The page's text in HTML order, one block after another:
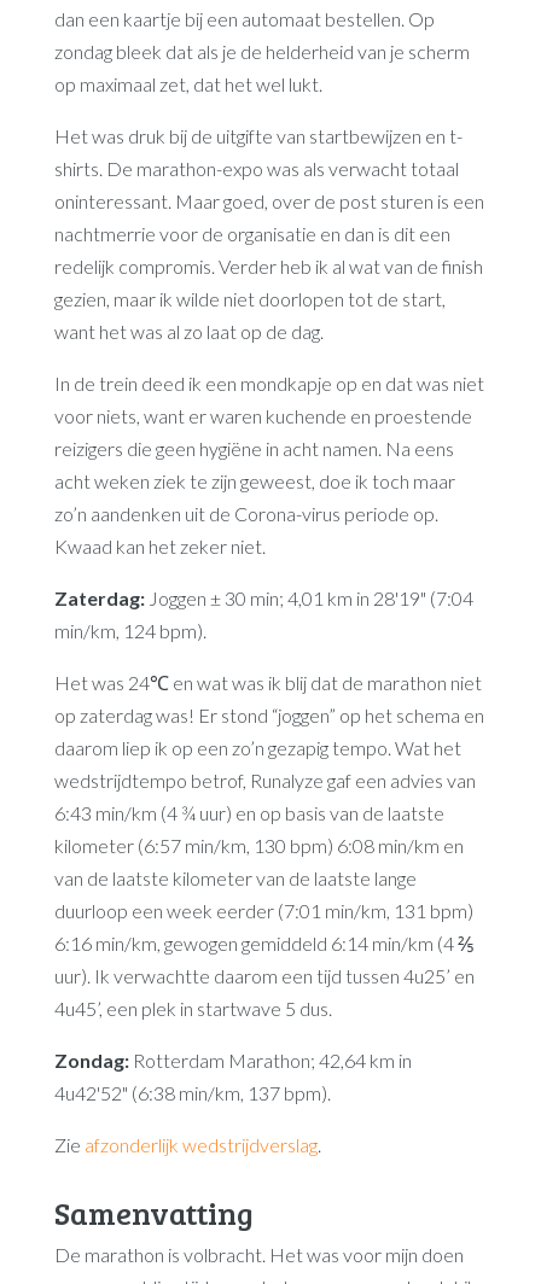
dan een kaartje bij een automaat bestellen. Op
zondag bleek dat als je de helderheid van je scherm
op maximaal zet, dat het wel lukt.
Het was druk bij de uitgifte van startbewijzen en t-
shirts. De marathon-expo was als verwacht totaal
oninteressant. Maar goed, over de post sturen is een
nachtmerrie voor de organisatie en dan is dit een
redelijk compromis. Verder heb ik al wat van de finish
gezien, maar ik wilde niet doorlopen tot de start,
want het was al zo laat op de dag.
In de trein deed ik een mondkapje op en dat was niet
voor niets, want er waren kuchende en proestende
reizigers die geen hygiëne in acht namen. Na eens
acht weken ziek te zijn geweest, doe ik toch maar
zo’n aandenken uit de Corona-virus periode op.
Kwaad kan het zeker niet.
Zaterdag:Joggen ± 30 min; 4,01 km in 28'19" (7:04
min/km, 124 bpm).
Het was 24℃ en wat was ik blij dat de marathon niet
op zaterdag was! Er stond “joggen” op het schema en
daarom liep ik op een zo’n gezapig tempo. Wat het
wedstrijdtempo betrof, Runalyze gaf een advies van
6:43 min/km (4 ¾ uur) en op basis van de laatste
kilometer (6:57 min/km, 130 bpm) 6:08 min/km en
van de laatste kilometer van de laatste lange
duurloop een week eerder (7:01 min/km, 131 bpm)
6:16 min/km, gewogen gemiddeld 6:14 min/km (4 ⅖
uur). Ik verwachtte daarom een tijd tussen 4u25’ en
4u45’, een plek in startwave 5 dus.
Zondag:Rotterdam Marathon; 42,64 km in
4u42'52" (6:38 min/km, 137 bpm).
Zie afzonderlijk wedstrijdverslag.
Samenvatting
De marathon is volbracht. Het was voor mijn doen